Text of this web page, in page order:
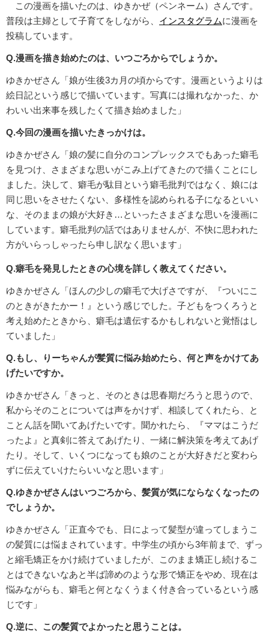
この漫画を描いたのは、ゆきかぜ（ペンネーム）さんです。
普段は主婦として子育てをしながら、 インスタグラムに漫画を
投稿しています。
Q.漫画を描き始めたのは、いつごろからでしょうか。
ゆきかぜさん「娘が生後3カ月の頃からです。漫画というよりは
絵日記という感じで描いています。写真には撮れなかった、か
わいい出来事を残したくて描き始めました」
Q.今回の漫画を描いたきっかけは。
ゆきかぜさん「娘の髪に自分のコンプレックスでもあった癖毛
を見つけ、さまざまな思いがこみ上げてきたので描くことにし
ました。決して、癖毛が駄目という癖毛批判ではなく、娘には
同じ思いをさせたくない、多様性を認められる子になるといい
な、そのままの娘が大好き…といったさまざまな思いを漫画に
しています。癖毛批判の話ではありませんが、不快に思われた
方がいらっしゃったら申し訳なく思います」
Q.癖毛を発見したときの心境を詳しく教えてください。
ゆきかぜさん「ほんの少しの癖毛で大げさですが、『ついにこ
のときがきたかー！』という感じでした。子どもをつくろうと
考え始めたときから、癖毛は遺伝するかもしれないと覚悟はし
ていました」
Q.もし、りーちゃんが髪質に悩み始めたら、何と声をかけてあ
げたいですか。
ゆきかぜさん「きっと、そのときは思春期だろうと思うので、
私からそのことについては声をかけず、相談してくれたら、と
ことん話を聞いてあげたいです。聞かれたら、『ママはこうだ
ったよ』と真剣に答えてあげたり、一緒に解決策を考えてあげ
たり。そして、いくつになっても娘のことが大好きだと変わら
ずに伝えていけたらいいなと思います」
Q.ゆきかぜさんはいつごろから、髪質が気にならなくなったの
でしょうか。
ゆきかぜさん「正直今でも、日によって髪型が違ってしまうこ
の髪質には悩まされています。中学生の頃から3年前まで、ずっ
と縮毛矯正をかけ続けていましたが、このまま矯正し続けるこ
とはできないなあと半ば諦めのような形で矯正をやめ、現在は
悩みながらも、癖毛と何となくうまく付き合っているという感
じです」
Q.逆に、この髪質でよかったと思うことは。